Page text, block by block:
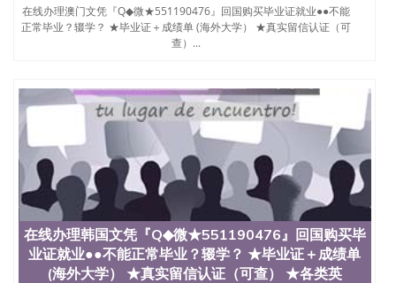
在线办理澳门文凭『Q◆微★551190476』回国购买毕业证就业●●不能
正常毕业？辍学？ ★毕业证＋成绩单 (海外大学） ★真实留信认证（可
查）...
在线办理韩国文凭『Q◆微★551190476』回国购买毕
业证就业●●不能正常毕业？辍学？ ★毕业证＋成绩单
(海外大学） ★真实留信认证（可查） ★各类英